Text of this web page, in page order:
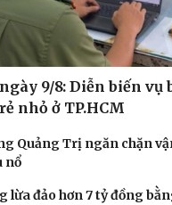
Đọc
Cửa sổ
Kể
9/8: Diễn biến vụ
nhỏ ở TP.HCM
Quảng Trị ngăn chặn
nổ
lừa đảo hơn 7 tỷ đồng